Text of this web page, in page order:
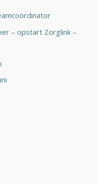
– opstart Zorglink –